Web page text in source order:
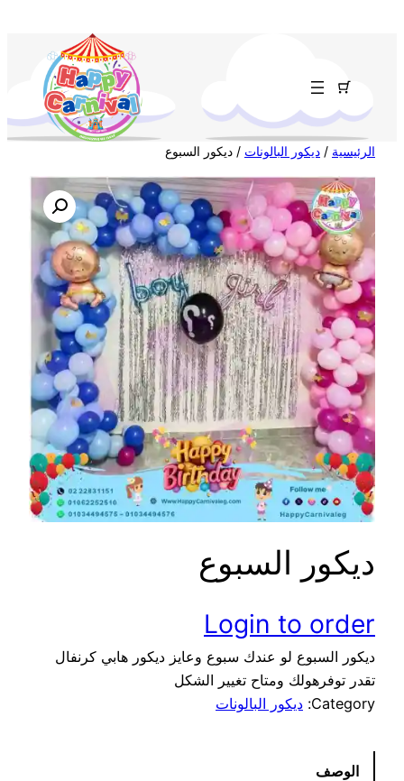
الرئيسية / ديكور البالونات / ديكور السبوع
ديكور السبوع
Login to order
ديكور السبوع لو عندك سبوع وعايز ديكور هابي كرنفال
تقدر توفرهولك ومتاح تغيير الشكل
Category: ديكور البالونات
الوصف